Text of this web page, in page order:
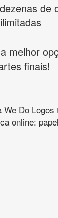
de
melhor
finais!
We Do
online: